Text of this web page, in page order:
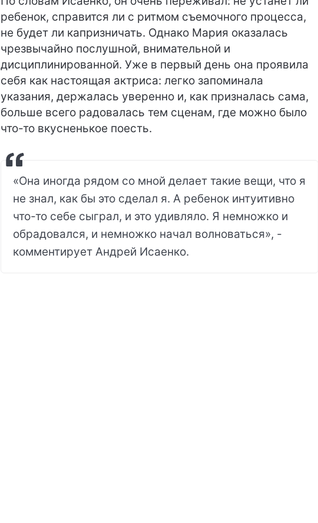
ребенок, справится ли с ритмом съемочного процесса,
не будет ли капризничать. Однако Мария оказалась
чрезвычайно послушной, внимательной и
дисциплинированной. Уже в первый день она проявила
себя как настоящая актриса: легко запоминала
указания, держалась уверенно и, как призналась сама,
больше всего радовалась тем сценам, где можно было
что-то вкусненькое поесть.
«Она иногда рядом со мной делает такие вещи, что я
не знал, как бы это сделал я. А ребенок интуитивно
что-то себе сыграл, и это удивляло. Я немножко и
обрадовался, и немножко начал волноваться», -
комментирует Андрей Исаенко.